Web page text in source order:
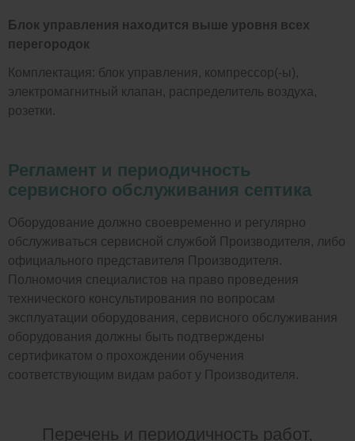
Блок управления находится выше уровня всех
перегородок
Комплектация: блок управления, компрессор(-ы),
электромагнитный клапан, распределитель воздуха,
розетки.
Регламент и периодичность
сервисного обслуживания септика
Оборудование должно своевременно и регулярно
обслуживаться сервисной службой Производителя, либо
официального представителя Производителя.
Полномочия специалистов на право проведения
технического консультирования по вопросам
эксплуатации оборудования, сервисного обслуживания
оборудования должны быть подтверждены
сертификатом о прохождении обучения
соответствующим видам работ у Производителя.
Перечень и периодичность работ,